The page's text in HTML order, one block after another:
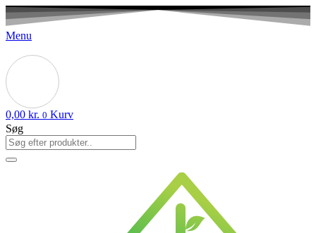
Menu
0,00 kr. 0 Kurv
Søg